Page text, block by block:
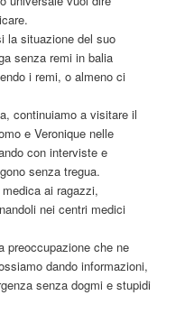
la situazione del suo
senza remi in balia
i remi, o almeno ci
continuiamo a visitare il
e Veronique nelle
con interviste e
senza tregua.
ai ragazzi,
nei centri medici
preoccupazione che ne
dando informazioni,
senza dogmi e stupidi